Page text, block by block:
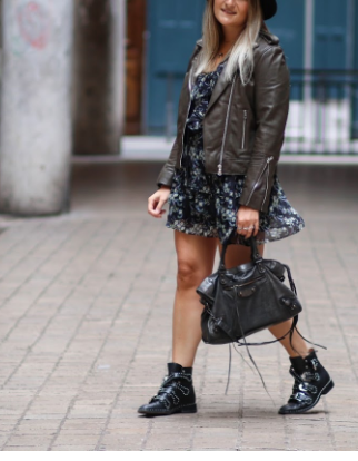
Pyjamas nounours matchy
Ma rosacée : comment je l’ai
traité